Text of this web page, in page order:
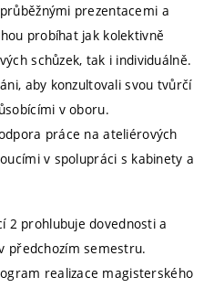
prezentacemi a
probíhat jak kolektivně
schůzek, tak i individuálně.
aby konzultovali svou tvůrčí
v oboru.
práce na ateliérových
v spolupráci s kabinety a
2 prohlubuje dovednosti a
předchozím semestru.
realizace magisterského